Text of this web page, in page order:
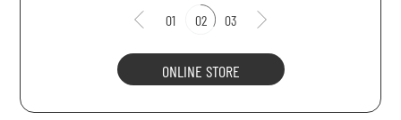
01 02 03
ONLINE STORE